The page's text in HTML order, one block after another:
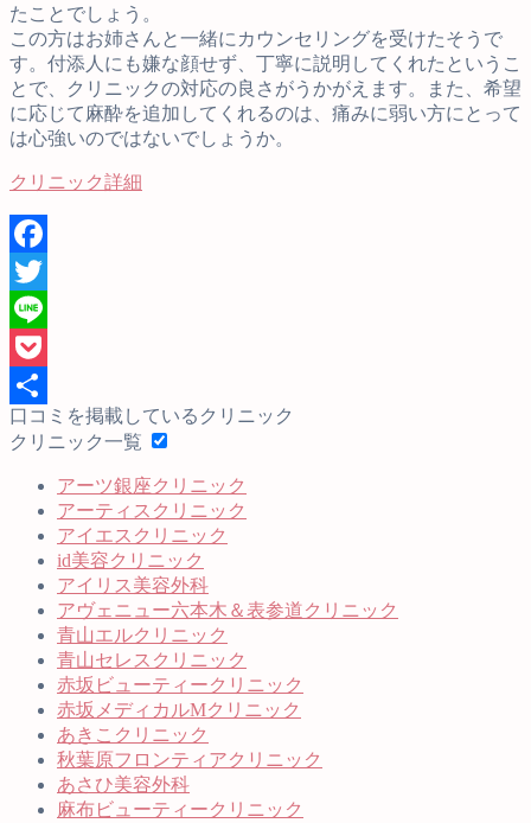
たことでしょう。
この方はお姉さんと一緒にカウンセリングを受けたそうで
す。付添人にも嫌な顔せず、丁寧に説明してくれたというこ
とで、クリニックの対応の良さがうかがえます。また、希望
に応じて麻酔を追加してくれるのは、痛みに弱い方にとって
は心強いのではないでしょうか。
クリニック詳細
共
口コミを掲載しているクリニック
クリニック一覧
アーツ銀座クリニック
アーティスクリニック
アイエスクリニック
id美容クリニック
アイリス美容外科
アヴェニュー六本木＆表参道クリニック
青山エルクリニック
青山セレスクリニック
赤坂ビューティークリニック
赤坂メディカルMクリニック
あきこクリニック
秋葉原フロンティアクリニック
あさひ美容外科
麻布ビューティークリニック